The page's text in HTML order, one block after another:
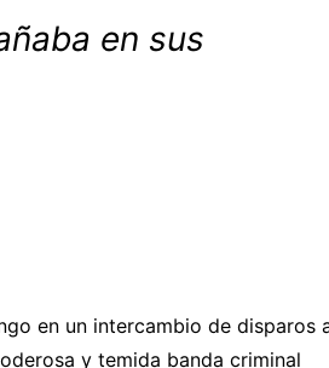
en sus
en un intercambio de disparos
y temida banda criminal